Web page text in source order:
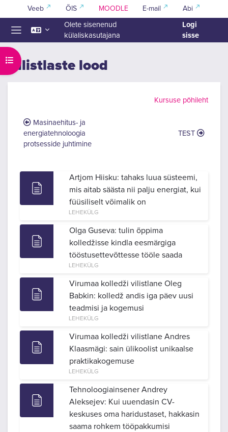
Jäta vahele peasisuni
Veeb ÕIS MOODLE E-mail Abi
Olete sisenenud
külaliskasutajana
Logi
sisse
Ava kursuse sisukord
Vilistlaste lood
Kursuse põhileht
Masinaehitus- ja
energiatehnoloogia
protsesside juhtimine
TEST
Artjom Hiisku: tahaks luua süsteemi,
mis aitab säästa nii palju energiat, kui
füüsiliselt võimalik on
LEHEKÜLG
Olga Guseva: tulin õppima
kolledžisse kindla eesmärgiga
tööstusettevõttesse tööle saada
LEHEKÜLG
Virumaa kolledži vilistlane Oleg
Babkin: kolledž andis iga päev uusi
teadmisi ja kogemusi
LEHEKÜLG
Virumaa kolledži vilistlane Andres
Klaasmägi: sain ülikoolist unikaalse
praktikakogemuse
LEHEKÜLG
Tehnoloogiainsener Andrey
Aleksejev: Kui uuendasin CV-
keskuses oma haridustaset, hakkasin
saama rohkem tööpakkumisi